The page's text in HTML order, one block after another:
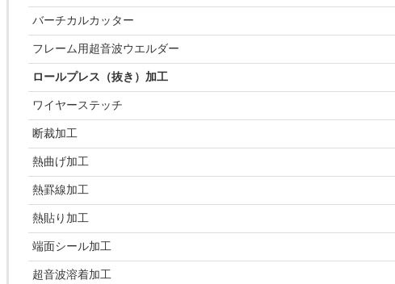
バーチカルカッター
フレーム用超音波ウエルダー
ロールプレス（抜き）加工
ワイヤーステッチ
断裁加工
熱曲げ加工
熱罫線加工
熱貼り加工
端面シール加工
超音波溶着加工